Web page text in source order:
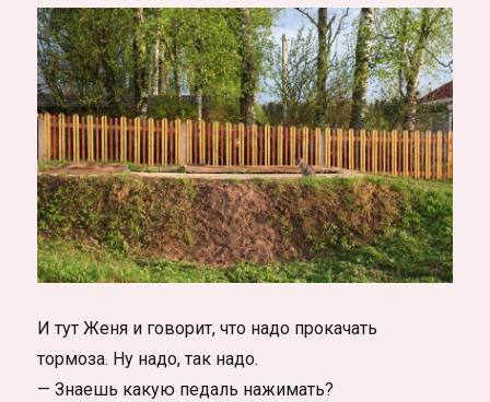
И тут Женя и говорит, что надо прокачать
тормоза. Ну надо, так надо.
— Знаешь какую педаль нажимать?